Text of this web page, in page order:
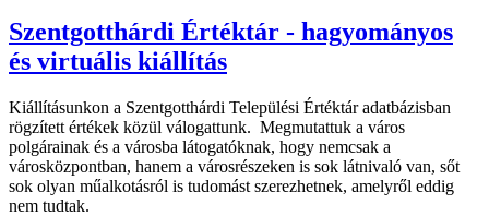
Szentgotthárdi Értéktár - hagyományos
és virtuális kiállítás
Kiállításunkon a Szentgotthárdi Települési Értéktár adatbázisban
rögzített értékek közül válogattunk. Megmutattuk a város
polgárainak és a városba látogatóknak, hogy nemcsak a
városközpontban, hanem a városrészeken is sok látnivaló van, sőt
sok olyan műalkotásról is tudomást szerezhetnek, amelyről eddig
nem tudtak.